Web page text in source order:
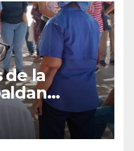
de la
y